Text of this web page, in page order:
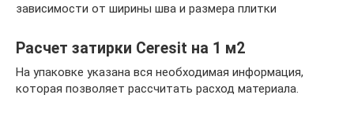
зависимости от ширины шва и размера плитки
Расчет затирки Ceresit на 1 м2
На упаковке указана вся необходимая информация,
которая позволяет рассчитать расход материала.